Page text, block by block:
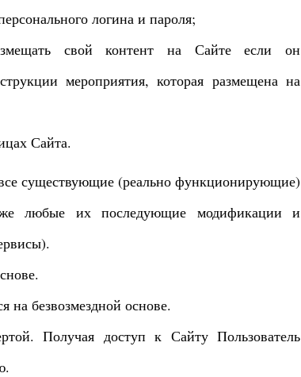
логина и пароля;
свой контент на Сайте если он
мероприятия, которая размещена на
Сайта.
существующие (реально функционирующие)
любые их последующие модификации и
на безвозмездной основе.
Получая доступ к Сайту Пользователь